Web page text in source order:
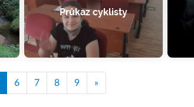
Průkaz cyklisty
6 7 8 9 »